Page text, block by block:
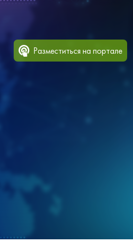
Разместиться на портале